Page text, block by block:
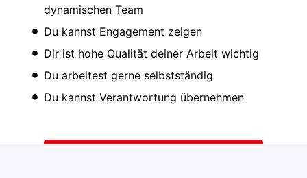
dynamischen Team
Du kannst Engagement zeigen
Dir ist hohe Qualität deiner Arbeit wichtig
Du arbeitest gerne selbstständig
Du kannst Verantwortung übernehmen